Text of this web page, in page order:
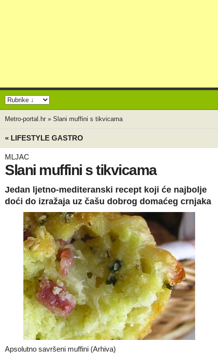
Metro-portal.hr » Slani muffini s tikvicama
« LIFESTYLE GASTRO
MLJAC
Slani muffini s tikvicama
Jedan ljetno-mediteranski recept koji će najbolje
doći do izražaja uz čašu dobrog domaćeg crnjaka
Apsolutno savršeni muffini (Arhiva)